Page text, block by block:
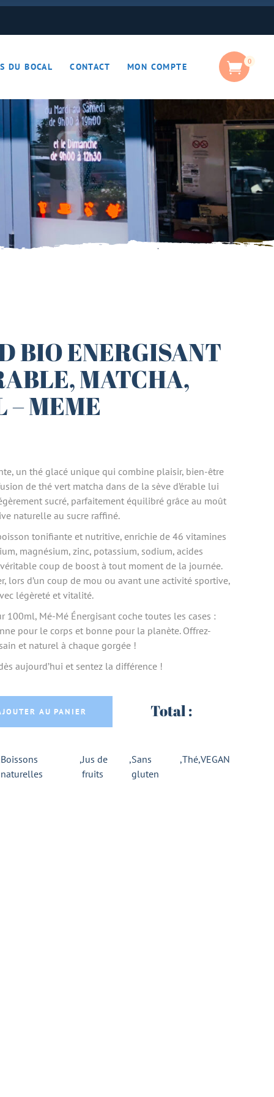
DU BOCAL CONTACT MON COMPTE 0
BIO ENERGISANT
MATCHA,
– MEME
un thé glacé unique qui combine plaisir, bien-être
de thé vert matcha dans de la sève d’érable lui
sucré, parfaitement équilibré grâce au moût
naturelle au sucre raffiné.
tonifiante et nutritive, enrichie de 46 vitamines
magnésium, zinc, potassium, sodium, acides
coup de boost à tout moment de la journée.
lors d’un coup de mou ou avant une activité sportive,
légèreté et vitalité.
100ml, Mé-Mé Énergisant coche toutes les cases :
pour le corps et bonne pour la planète. Offrez-
et naturel à chaque gorgée !
aujourd’hui et sentez la différence !
SEVE D'ERABLE, MATCHA, CITRON
AU PANIER Total :
Boissons
naturelles
,Jus de
fruits
,Sans
gluten
,Thé,VEGAN